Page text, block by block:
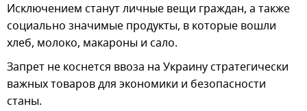
Исключением станут личные вещи граждан, а также
социально значимые продукты, в которые вошли
хлеб, молоко, макароны и сало.
Запрет не коснется ввоза на Украину стратегически
важных товаров для экономики и безопасности
станы.